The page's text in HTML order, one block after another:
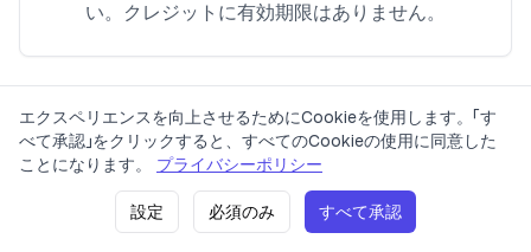
い。クレジットに有効期限はありません。
2. キーを翻訳
価格 プライバシーポリシー 利用規約
2023 LinguaFlow. 全著作権所有。バージョン: v0.1.17 21. 06. 2026 21:58
エクスペリエンスを向上させるためにCookieを使用します。「す
べて承認」をクリックすると、すべてのCookieの使用に同意した
ことになります。
プライバシーポリシー
設定 必須のみ すべて承認